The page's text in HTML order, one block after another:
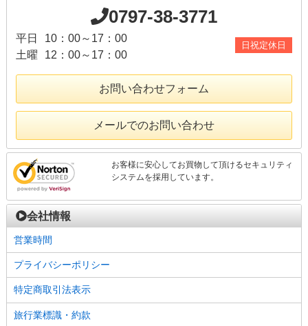
0797-38-3771
平日
10：00～17：00
土曜
12：00～17：00
日祝定休日
お問い合わせフォーム
メールでのお問い合わせ
お客様に安心してお買物して頂けるセキュリティ
システムを採用しています。
会社情報
営業時間
プライバシーポリシー
特定商取引法表示
旅行業標識・約款